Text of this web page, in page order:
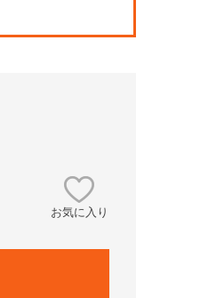
お気に入り